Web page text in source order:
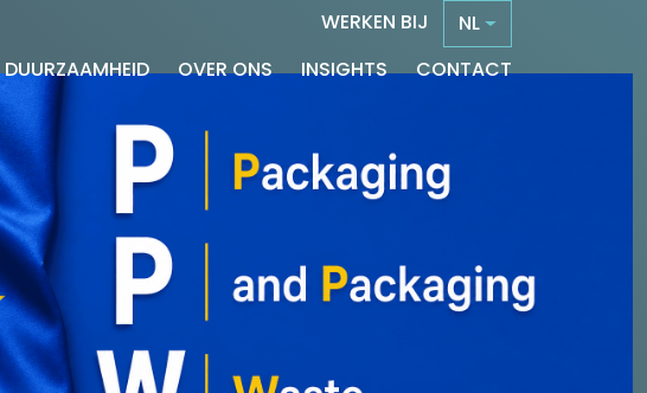
WERKEN BIJ
NL
DUURZAAMHEID OVER ONS INSIGHTS CONTACT